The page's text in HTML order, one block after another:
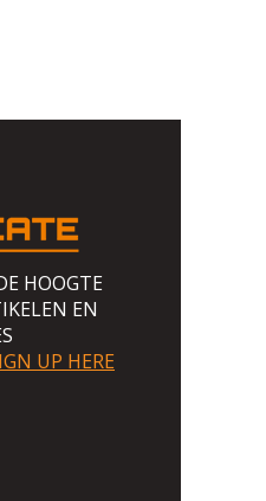
HOOGTE
EN
UP HERE